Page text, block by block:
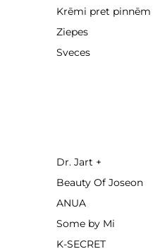
Krēmi pret pinnēm
Ziepes
Sveces
Dr. Jart +
Beauty Of Joseon
ANUA
Some by Mi
K-SECRET